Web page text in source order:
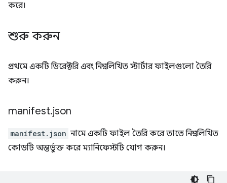
করে।
শুরু করুন
প্রথমে একটি ডিরেক্টরি এবং নিম্নলিখিত স্টার্টার ফাইলগুলো তৈরি
করুন।
manifest.json
manifest.json নামে একটি ফাইল তৈরি করে তাতে নিম্নলিখিত
কোডটি অন্তর্ভুক্ত করে ম্যানিফেস্টটি যোগ করুন।